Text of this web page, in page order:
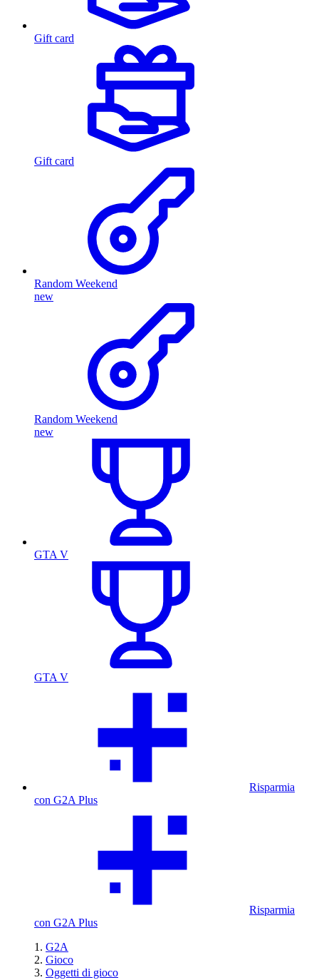
Gift card
Gift card
Random Weekend
new
Random Weekend
new
GTA V
GTA V
Risparmia
con G2A Plus
Risparmia
con G2A Plus
G2A
Gioco
Oggetti di gioco